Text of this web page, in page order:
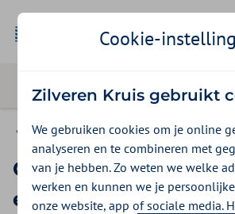
Vergoedingen
Geneesmiddelen
en andere
Cookie-
Zilveren Kruis gebruikt
We gebruiken cookies om je online
analyseren en te combineren met
van je hebben. Zo weten we welke
werken en kunnen we je
onze website, app of sociale media.